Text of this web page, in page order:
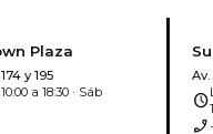
Plaza
y 195
a 18:30 · Sáb
schedule
phone_enabled